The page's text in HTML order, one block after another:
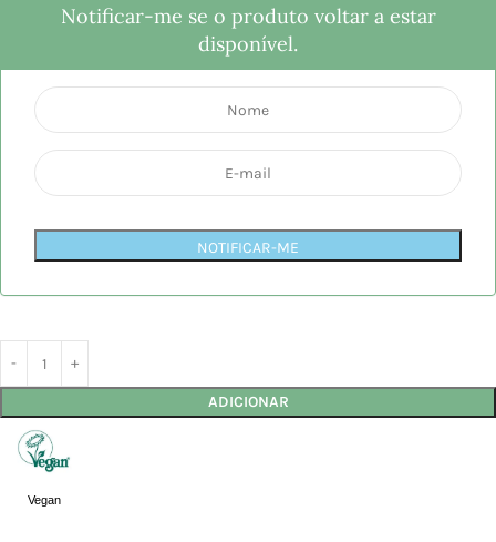
Notificar-me se o produto voltar a estar
disponível.
NOTIFICAR-ME
ADICIONAR
Vegan